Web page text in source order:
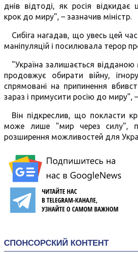
днів відтоді, як росія
крок до миру", – зазначив міністр.
Сибіга нагадав, що увесь цей
маніпуляцій і посилювала терор
"Україна залишається
продовжує обирати війну,
спрямовані на припинення
зараз і примусити росію до миру",
Він підкреслив, що покласти
може лише "мир через силу",
розширення можливостей для